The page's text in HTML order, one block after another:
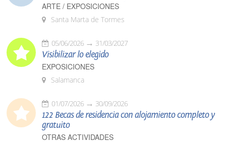
ARTE / EXPOSICIONES
Santa Marta de Tormes
05/06/2026 31/03/2027
Visibilizar lo elegido
EXPOSICIONES
Salamanca
01/07/2026 30/09/2026
122 Becas de residencia con alojamiento completo y
gratuito
OTRAS ACTIVIDADES